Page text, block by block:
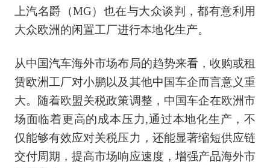
上汽名爵（MG）也在与大众谈判，都有意利用
大众欧洲的闲置工厂进行本地化生产。
从中国汽车海外市场布局的趋势来看，收购或租
赁欧洲工厂对小鹏以及其他中国车企而言意义重
大。随着欧盟关税政策调整，中国车企在欧洲市
场面临着更高的成本压力,通过本地化生产，不
仅能够有效应对关税压力，还能显著缩短供应链
交付周期，提高市场响应速度，增强产品海外市